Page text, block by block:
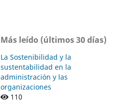
Más leído (últimos 30 días)
La Sostenibilidad y la
sustentabilidad en la
administración y las
organizaciones
110